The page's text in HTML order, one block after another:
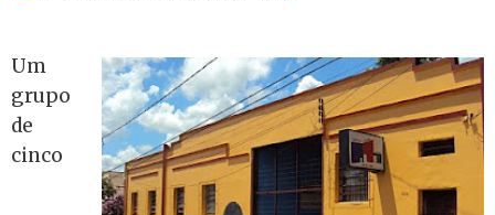
Um
grupo
de
cinco